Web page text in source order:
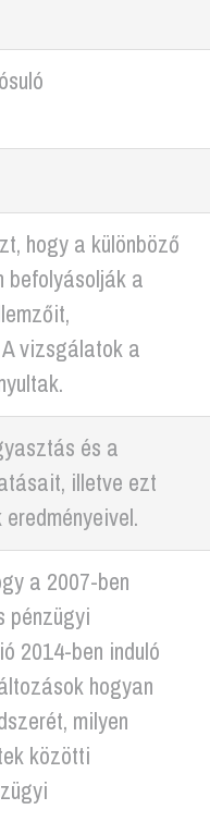
hogy a különböző
befolyásolják a
vizsgálatok a
és a
illetve ezt
a 2007-ben
pénzügyi
2014-ben induló
hogyan
milyen
közötti